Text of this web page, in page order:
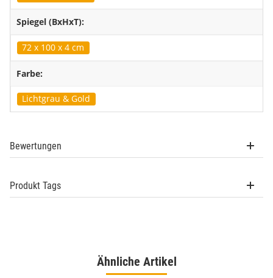
Spiegel (BxHxT):
72 x 100 x 4 cm
Farbe:
Lichtgrau & Gold
Bewertungen
Produkt Tags
Ähnliche Artikel